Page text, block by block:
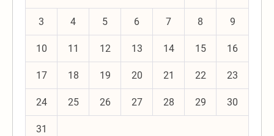
3 4 5 6 7 8 9
10 11 12 13 14 15 16
17 18 19 20 21 22 23
24 25 26 27 28 29 30
31